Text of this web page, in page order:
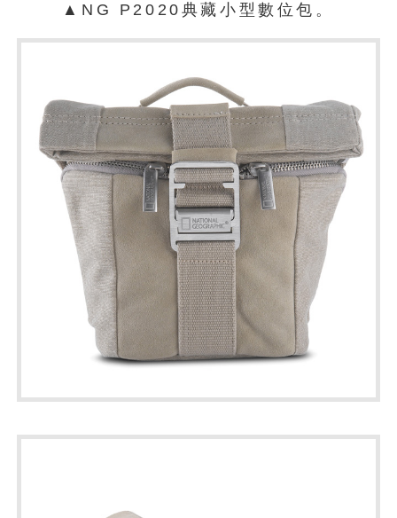
▲NG P2020典藏小型數位包。